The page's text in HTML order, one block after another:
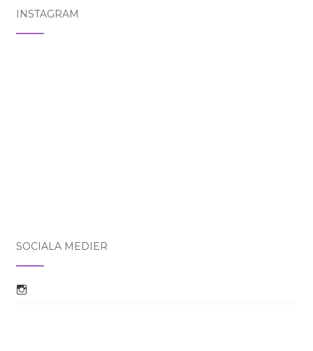
INSTAGRAM
SOCIALA MEDIER